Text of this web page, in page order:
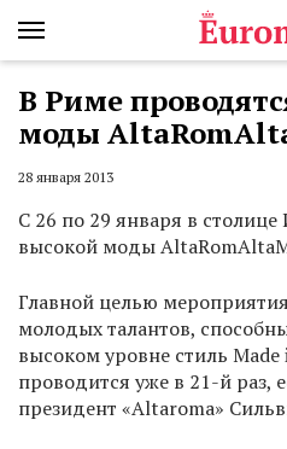
В Риме
моды
28 января 2013
С 26 по 29 января в
высокой моды
Главной целью
молодых талантов,
высоком уровне стиль
проводится уже в 21-й раз,
президент «Altaroma»